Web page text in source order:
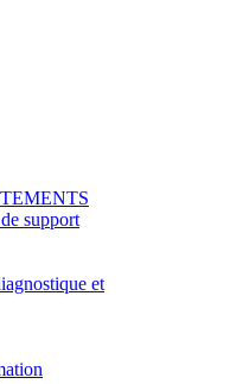
support
et